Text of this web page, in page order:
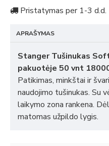
Pristatymas per 1-3 d.d.
APRAŠYMAS
Stanger Tušinukas
pakuotėje 50 vnt
Patikimas, minkštai ir
naudojimo tušinukas. Su
laikymo zona rankena.
matomas užpildo lygis.